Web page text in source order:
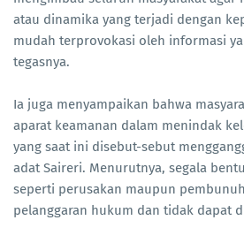
atau dinamika yang terjadi dengan
mudah terprovokasi oleh informasi
tegasnya.
Ia juga menyampaikan bahwa
aparat keamanan dalam menindak
yang saat ini disebut-sebut
adat Saireri. Menurutnya, segala
seperti perusakan maupun
pelanggaran hukum dan tidak dapat